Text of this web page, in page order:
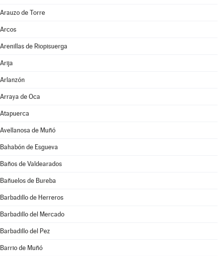
Arauzo de Torre
Arcos
Arenillas de Riopisuerga
Arija
Arlanzón
Arraya de Oca
Atapuerca
Avellanosa de Muñó
Bahabón de Esgueva
Baños de Valdearados
Bañuelos de Bureba
Barbadillo de Herreros
Barbadillo del Mercado
Barbadillo del Pez
Barrio de Muñó